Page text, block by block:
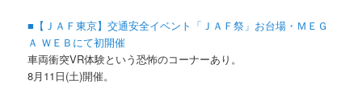
■【ＪＡＦ東京】交通安全イベント「ＪＡＦ祭」お台場・ＭＥＧ
Ａ ＷＥＢにて初開催
車両衝突VR体験という恐怖のコーナーあり。
8月11日(土)開催。